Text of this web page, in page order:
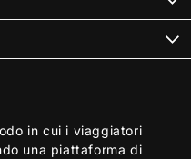
in cui i viaggiatori
una piattaforma di